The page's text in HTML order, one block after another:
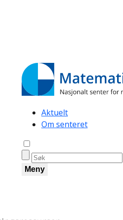
Secondary
navigation
Aktuelt
Om senteret
Meny